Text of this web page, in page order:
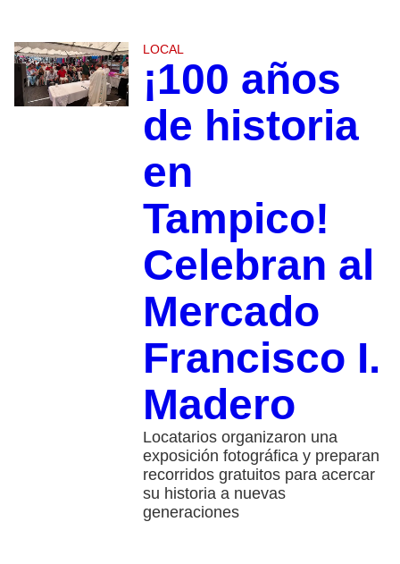
LOCAL
¡100 años
de historia
en
Tampico!
Celebran al
Mercado
Francisco I.
Madero
Locatarios organizaron una
exposición fotográfica y preparan
recorridos gratuitos para acercar
su historia a nuevas
generaciones